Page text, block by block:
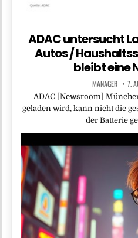
ADAC untersucht
Autos /
bleibt eine
MANAGER 7.
ADAC [Newsroom]
geladen wird, kann nicht die
der Batterie